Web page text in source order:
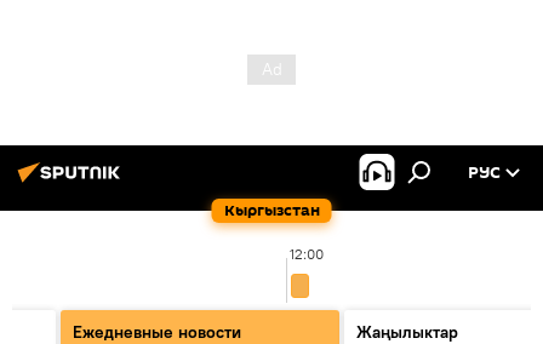
Кыргызстан
РУС
12:00
Ежедневные новости
Жаңылыктар